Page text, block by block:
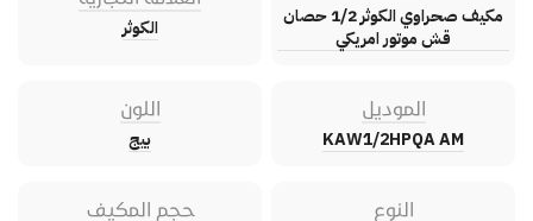
مكيف صحراوي الكوثر 1/2 حصان
قش موتور امريكي
الكوثر
الموديل
KAW1/2HPQA AM
اللون
بيج
النوع حجم المكيف